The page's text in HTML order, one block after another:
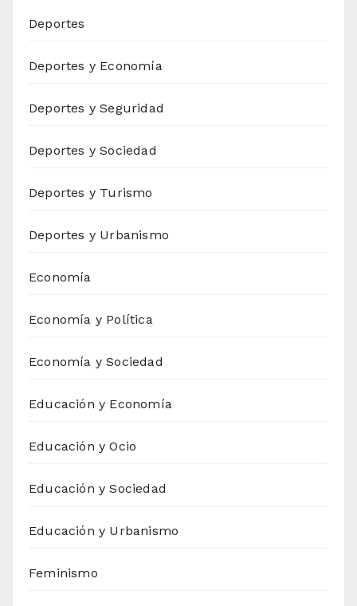
Deportes
Deportes y Economía
Deportes y Seguridad
Deportes y Sociedad
Deportes y Turismo
Deportes y Urbanismo
Economía
Economía y Política
Economía y Sociedad
Educación y Economía
Educación y Ocio
Educación y Sociedad
Educación y Urbanismo
Feminismo